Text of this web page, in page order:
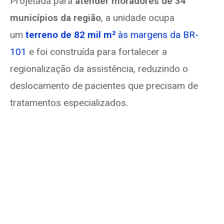
municípios da região, a unidade ocupa
um terreno de 82 mil m² às margens da BR-
101 e foi construída para fortalecer a
regionalização da assistência, reduzindo o
deslocamento de pacientes que precisam de
tratamentos especializados.